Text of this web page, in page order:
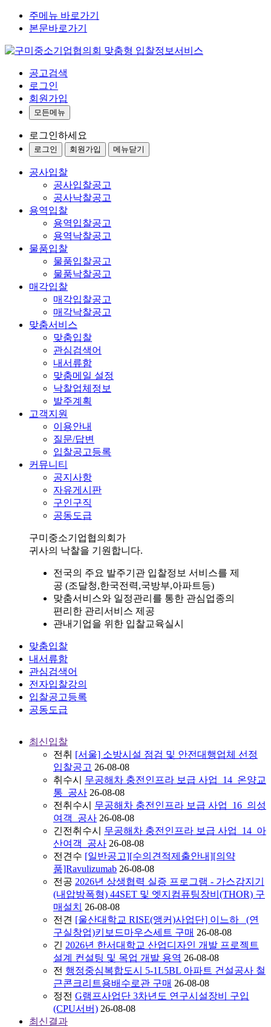
주메뉴 바로가기
본문바로가기
공고검색
로그인
회원가입
모든메뉴
로그인하세요
로그인 회원가입 메뉴닫기
공사입찰
공사입찰공고
공사낙찰공고
용역입찰
용역입찰공고
용역낙찰공고
물품입찰
물품입찰공고
물품낙찰공고
매각입찰
매각입찰공고
매각낙찰공고
맞춤서비스
맞춤입찰
관심검색어
내서류함
맞춤메일 설정
낙찰업체정보
발주계획
고객지원
이용안내
질문/답변
입찰공고등록
커뮤니티
공지사항
자유게시판
구인구직
공동도급
구미중소기업협의회가
귀사의 낙찰을 기원 합니다.
전국의 주요 발주기관 입찰정보 서비스를 제
공 (조달청,한국전력,국방부,아파트등)
맞춤서비스와 일정관리를 통한 관심업종의
편리한 관리서비스 제공
관내기업을 위한 입찰교육실시
맞춤입찰
내서류함
관심검색어
전자입찰강의
입찰공고등록
공동도급
최신입찰
전 취 [서울] 소방시설 점검 및 안전대행업체 선정
입찰공고 26-08-08
취 수시
무공해차 충전인프라 보급 사업_14_온양교
통_공사 26-08-08
전 취 수시
무공해차 충전인프라 보급 사업_16_의성
여객_공사 26-08-08
긴전 취 수시
무공해차 충전인프라 보급 사업_14_아
산여객_공사 26-08-08
전 견 수 [일반공고][수의견적제출안내][의약
품]Ravulizumab 26-08-08
전 공 2026년 상생협력 실증 프로그램 - 가스감지기
(내압방폭형) 44SET 및 엣지컴퓨팅장비(THOR) 구
매설치
26-08-08
전 견 [울산대학교 RISE(앵커)사업단] 이느하_ (연
구실창업)키보드마우스세트 구매 26-08-08
긴 2026년 한서대학교 산업디자인 개발 프로젝트
설계 컨설팅 및 목업 개발 용역 26-08-08
전 행정중심복합도시 5-1L5BL 아파트 건설공사 철
근콘크리트용배수로관 구매 26-08-08
정전 G램프사업단 3차년도 연구시설장비 구입
(CPU서버) 26-08-08
최신결과